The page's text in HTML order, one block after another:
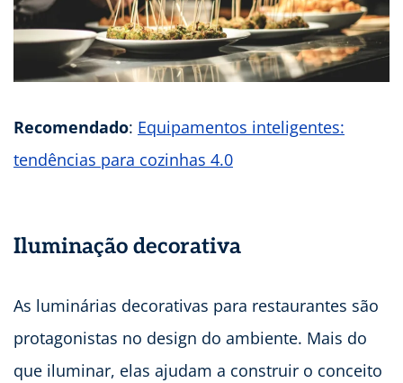
Recomendado: Equipamentos inteligentes:
tendências para cozinhas 4.0
Iluminação decorativa
As luminárias decorativas para restaurantes são
protagonistas no design do ambiente. Mais do
que iluminar, elas ajudam a construir o conceito